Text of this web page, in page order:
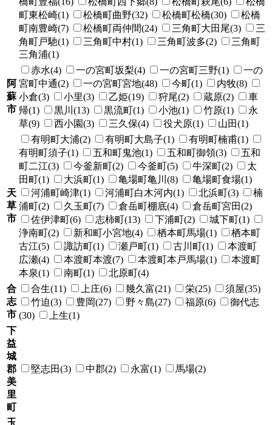
町東松崎(1)
松橋町曲野(32) 松橋町松橋(30)
松橋
町南豊崎(7)
松橋町両仲間(24) 三角町大田尾(3)
三
角町戸馳(1)
三角町中村(1) 三角町波多(2)
三角町
三角浦(1)
阿
蘇
市
赤水(4) 一の宮町坂梨(4) 一の宮町三野(1)
一の
宮町中通(2)
一の宮町宮地(48) 今町(1)
内牧(8)
小倉(3)
小里(3) 乙姫(19) 狩尾(2) 蔵原(2)
車
帰(1)
黒川(13) 黒流町(1) 小池(1) 竹原(1)
永
草(9)
西小園(3) 三久保(4) 役犬原(1) 山田(1)
天
草
市
有明町大浦(2) 有明町大島子(1)
有明町楠甫(1)
有明町須子(1)
五和町鬼池(1) 五和町御領(3)
五和
町二江(3)
今釜新町(2) 今釜町(5) 牛深町(2)
太
田町(1)
大浜町(1) 亀場町亀川(8)
亀場町食場(1)
河浦町崎津(1)
河浦町白木河内(1) 北浜町(3)
楠
浦町(2)
久玉町(7) 倉岳町棚底(4)
倉岳町宮田(2)
佐伊津町(6)
志柿町(13) 下浦町(2)
城下町(1)
浄南町(2)
新和町小宮地(4) 栖本町馬場(1)
栖本町
古江(5)
諏訪町(1) 瀬戸町(1) 古川町(1)
本渡町
広瀬(4)
本渡町本渡(7) 本渡町本戸馬場(1)
本渡町
本泉(1)
南町(1)
北原町(4)
合
志
市
合生(11) 上庄(6) 幾久富(21) 栄(25)
須屋(35)
竹迫(3)
豊岡(27) 野々島(27) 福原(6)
御代志
(30)
上生(1)
下
益
城
郡
美
里
町
堅志田(3) 中郡(2) 永富(1) 馬場(2)
玉